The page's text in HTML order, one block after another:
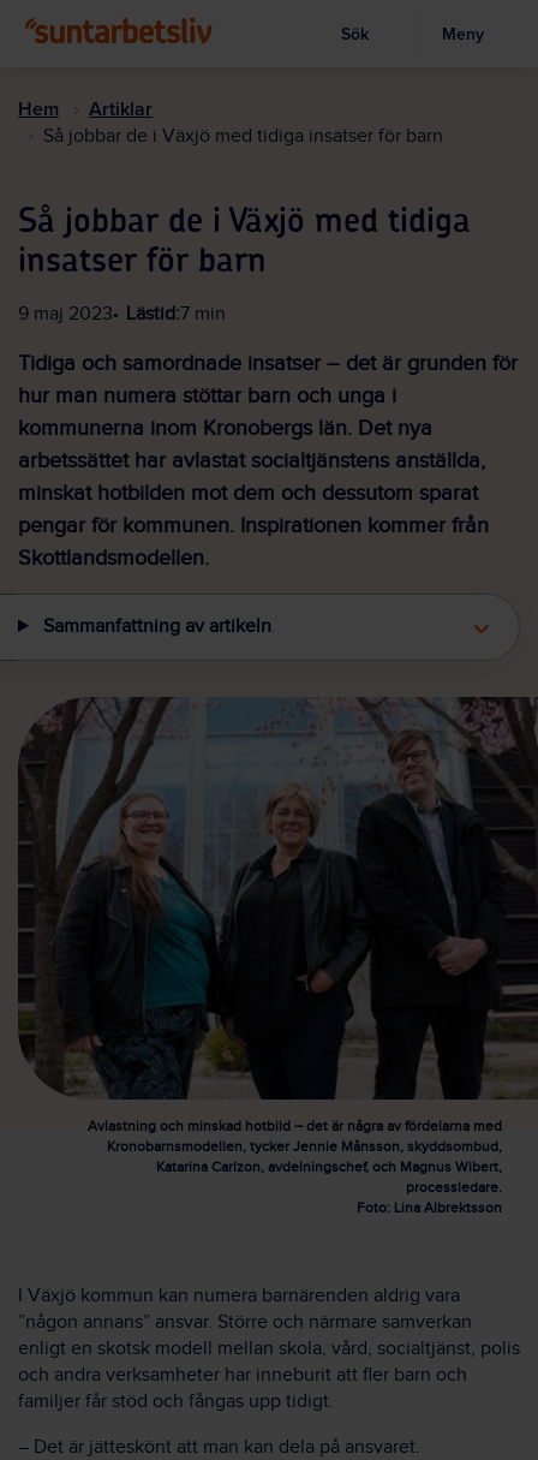
huvudinnehållet
Visa sökruta
Sök Meny
Hem Artiklar
Så jobbar de i Växjö med tidiga insatser för barn
Så jobbar de i Växjö med tidiga
insatser för barn
9 maj 2023 Lästid:7 min
Tidiga och samordnade insatser – det är grunden för
hur man numera stöttar barn och unga i
kommunerna inom Kronobergs län. Det nya
arbetssättet har avlastat socialtjänstens anställda,
minskat hotbilden mot dem och dessutom sparat
pengar för kommunen. Inspirationen kommer från
Skottlandsmodellen.
Sammanfattning av artikeln
Avlastning och minskad hotbild – det är några av fördelarna med
Kronobarnsmodellen, tycker Jennie Månsson, skyddsombud,
Katarina Carlzon, avdelningschef, och Magnus Wibert,
processledare.
Foto: Lina Albrektsson
I Växjö kommun kan numera barnärenden aldrig vara
”någon annans” ansvar. Större och närmare samverkan
enligt en skotsk modell mellan skola, vård, socialtjänst, polis
och andra verksamheter har inneburit att fler barn och
familjer får stöd och fångas upp tidigt.
– Det är jätteskönt att man kan dela på ansvaret.